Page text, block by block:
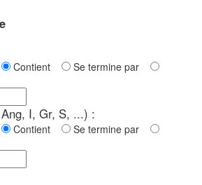
Contient
Se termine par
I, Gr, S, ...) :
Contient
Se termine par